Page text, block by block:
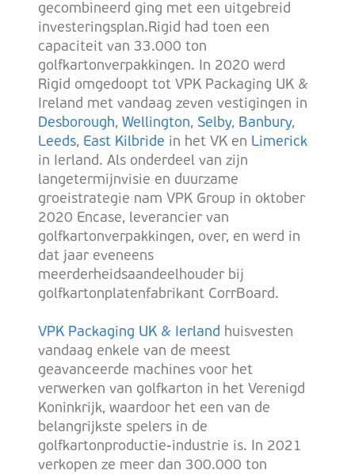
gecombineerd ging met een uitgebreid
investeringsplan.Rigid had toen een
capaciteit van 33.000 ton
golfkartonverpakkingen. In 2020 werd
Rigid omgedoopt tot VPK Packaging UK &
Ireland met vandaag zeven vestigingen in
Desborough, Wellington, Selby, Banbury,
Leeds, East Kilbride in het VK en Limerick
in Ierland. Als onderdeel van zijn
langetermijnvisie en duurzame
groeistrategie nam VPK Group in oktober
2020 Encase, leverancier van
golfkartonverpakkingen, over, en werd in
dat jaar eveneens
meerderheidsaandeelhouder bij
golfkartonplatenfabrikant CorrBoard.
VPK Packaging UK & Ierland huisvesten
vandaag enkele van de meest
geavanceerde machines voor het
verwerken van golfkarton in het Verenigd
Koninkrijk, waardoor het een van de
belangrijkste spelers in de
golfkartonproductie-industrie is. In 2021
verkopen ze meer dan 300.000 ton